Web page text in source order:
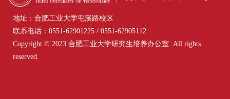
地址：合肥工业大学屯溪路校区
联系电话：0551-62901225 / 0551-62905112
Copyright © 2023 合肥工业大学研究生培养办公室. All rights
reserved.